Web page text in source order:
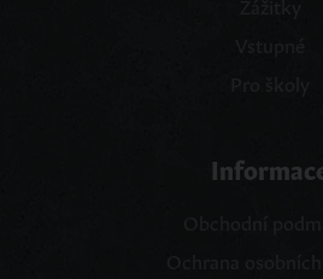
Ochrana osobních